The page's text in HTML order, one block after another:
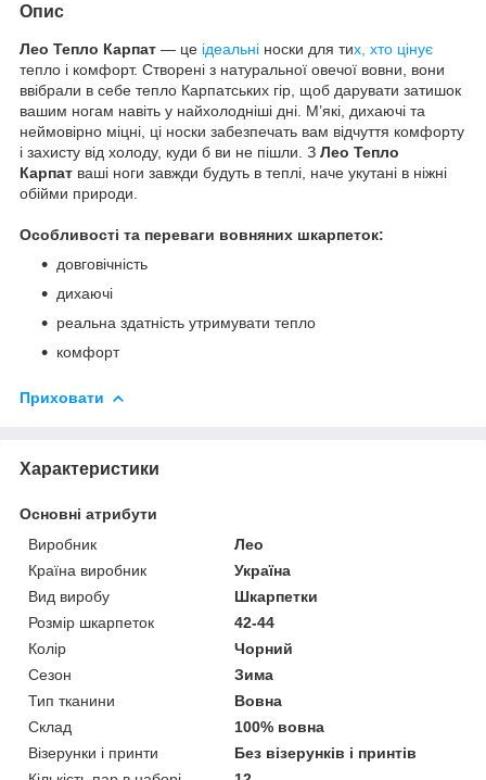
Опис
Лео Тепло Карпат — це ідеальні носки для тих, хто цінує
тепло і комфорт. Створені з натуральної овечої вовни, вони
ввібрали в себе тепло Карпатських гір, щоб дарувати затишок
вашим ногам навіть у найхолодніші дні. М’які, дихаючі та
неймовірно міцні, ці носки забезпечать вам відчуття комфорту
і захисту від холоду, куди б ви не пішли. З Лео Тепло
Карпат ваші ноги завжди будуть в теплі, наче укутані в ніжні
обійми природи.
Особливості та переваги вовняних шкарпеток:
довговічність
дихаючі
реальна здатність утримувати тепло
комфорт
Приховати
Характеристики
Основні атрибути
Виробник
Лео
Країна виробник
Україна
Вид виробу
Шкарпетки
Розмір шкарпеток
42-44
Колір
Чорний
Сезон
Зима
Тип тканини
Вовна
Склад
100% вовна
Візерунки і принти
Без візерунків і принтів